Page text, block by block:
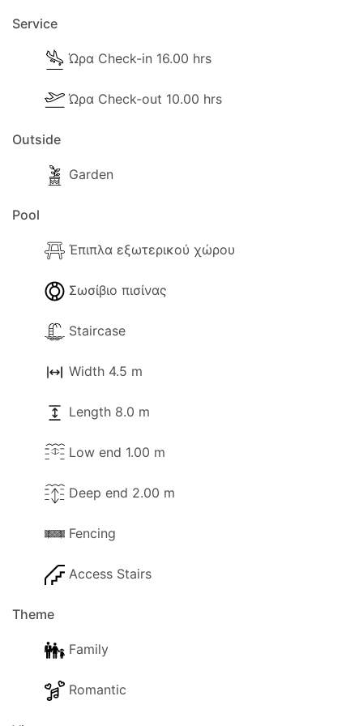
διαθέσιμες για χρήση:
- Μπάρμπεκιου.
- Κήπος
- Δέντρα και κηπουρός που θα επισκέπτεται ανά
διαστήματα.
- Ταράτσα.
- Μπαλκόνι.
- Ομπρέλα.
- Σε περίπτωση έλλειψης νερού, ο ιδιοκτήτης
διατηρεί μια επιπλέον δεξαμενή για αλλαγή μόλις
ειδοποιηθεί.
Αποστάσεις και σημεία ενδιαφέροντος:
- Αεροδρόμιο, 35χλμ.
- Μπαρ, 650μ.
- Γκολφ, 28χλμ.
- Πλησιέστερη παραλία, 950μ (Κερασιά).
- Πλησιέστερο εστιατόριο, 950μ.
- ΑΤΜ, 100μ.
- Θαλάσσιο πάρκο,
Service
Ώρα Check-in 16.00 hrs
Ώρα Check-out 10.00 hrs
Outside
Garden
Pool
Έπιπλα εξωτερικού χώρου
Σωσίβιο πισίνας
Staircase
Width 4.5 m
Length 8.0 m
Low end 1.00 m
Deep end 2.00 m
Fencing
Access Stairs
Theme
Family
Romantic